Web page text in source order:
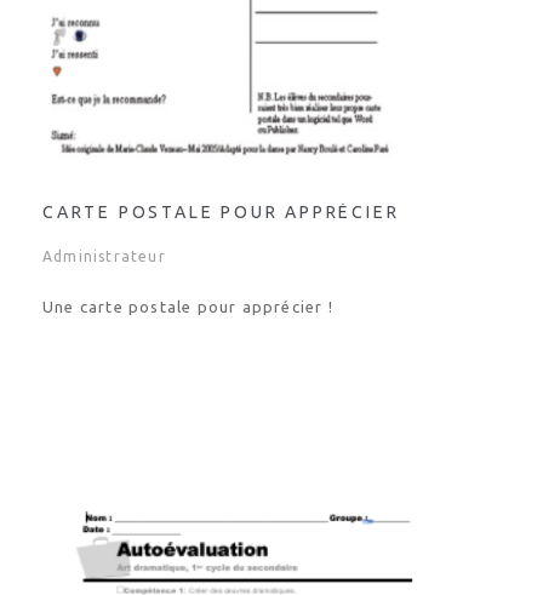
CARTE POSTALE POUR APPRÉCIER
Administrateur
Une carte postale pour apprécier !